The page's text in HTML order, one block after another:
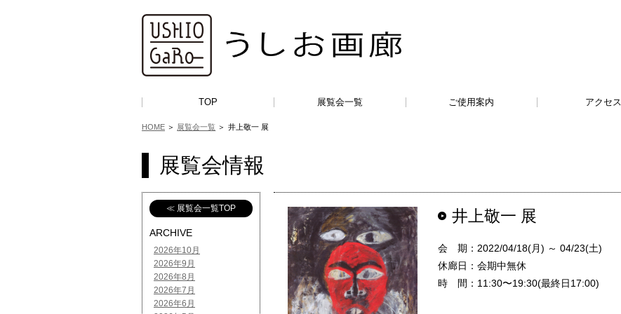
TOP 展覧会一覧 ご使用案内 アクセス
HOME ＞ 展覧会一覧 ＞ 井上敬一 展
展覧会情報
井上敬一 展
会 期：2022/04/18(月) ～ 04/23(土)
休廊日：会期中無休
時 間：11:30〜19:30(最終日17:00)
≪ 展覧会一覧TOP
ARCHIVE
2026年10月
2026年9月
2026年8月
2026年7月
2026年6月